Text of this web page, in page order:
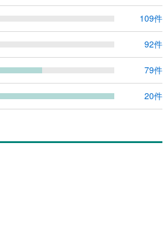
109件
92件
79件
20件